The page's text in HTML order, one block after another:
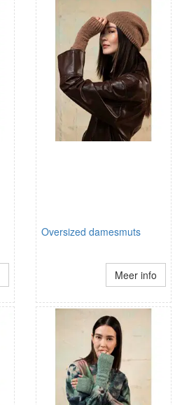
Oversized damesmuts
Meer info